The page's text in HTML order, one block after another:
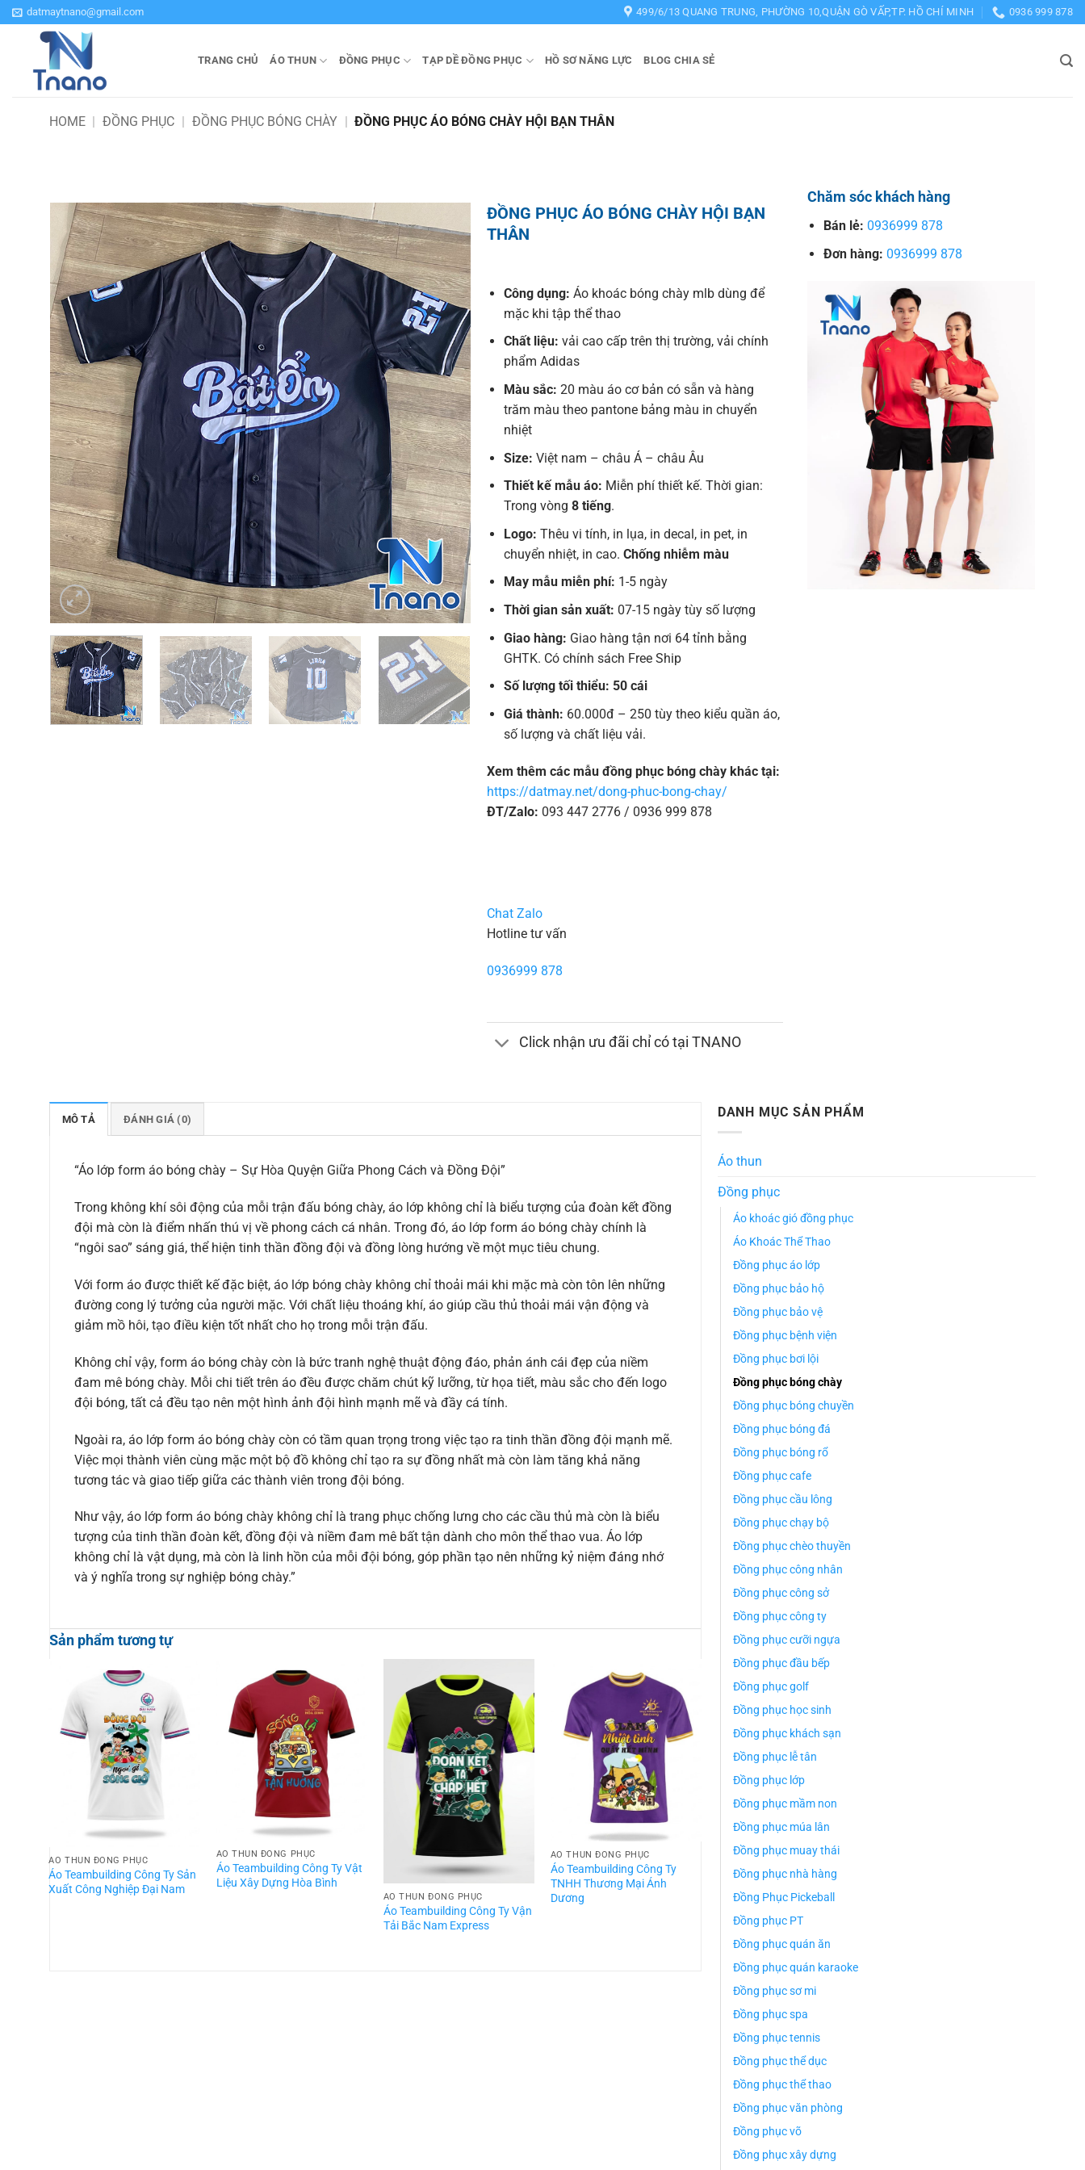
Bỏ
qua
datmaytnano@gmail.com 499/6/13 QUANG TRUNG, PHƯỜNG 10,QUẬN GÒ VẤP,TP. HỒ CHÍ MINH 0936 999 878
TRANG CHỦ ÁO THUN ĐỒNG PHỤC TẠP DỀ ĐỒNG PHỤC HỒ SƠ NĂNG LỰC BLOG CHIA SẺ
HOME | ĐỒNG PHỤC | ĐỒNG PHỤC BÓNG CHÀY | ĐỒNG PHỤC ÁO BÓNG CHÀY HỘI BẠN THÂN
ĐỒNG PHỤC ÁO BÓNG CHÀY HỘI BẠN
THÂN
Công dụng: Áo khoác bóng chày mlb dùng để
mặc khi tập thể thao
Chất liệu: vải cao cấp trên thị trường, vải chính
phẩm Adidas
Màu sắc: 20 màu áo cơ bản có sẵn và hàng
trăm màu theo pantone bảng màu in chuyển
nhiệt
Size: Việt nam – châu Á – châu Âu
Thiết kế mẫu áo: Miễn phí thiết kế. Thời gian:
Trong vòng 8 tiếng.
Logo: Thêu vi tính, in lụa, in decal, in pet, in
chuyển nhiệt, in cao. Chống nhiễm màu
May mẫu miễn phí: 1-5 ngày
Thời gian sản xuất: 07-15 ngày tùy số lượng
Giao hàng: Giao hàng tận nơi 64 tỉnh bằng
GHTK. Có chính sách Free Ship
Số lượng tối thiểu: 50 cái
Giá thành: 60.000đ – 250 tùy theo kiểu quần áo,
số lượng và chất liệu vải.
Xem thêm các mẫu đồng phục bóng chày khác tại:
https://datmay.net/dong-phuc-bong-chay/
ĐT/Zalo: 093 447 2776 / 0936 999 878
Chat Zalo
Hotline tư vấn
0936999 878
Click nhận ưu đãi chỉ có tại TNANO
Chăm sóc khách hàng
Bán lẻ: 0936999 878
Đơn hàng: 0936999 878
MÔ TẢ ĐÁNH GIÁ (0)
“Áo lớp form áo bóng chày – Sự Hòa Quyện Giữa Phong Cách và Đồng Đội”
Trong không khí sôi động của mỗi trận đấu bóng chày, áo lớp không chỉ là biểu tượng của đoàn kết đồng
đội mà còn là điểm nhấn thú vị về phong cách cá nhân. Trong đó, áo lớp form áo bóng chày chính là
“ngôi sao” sáng giá, thể hiện tinh thần đồng đội và đồng lòng hướng về một mục tiêu chung.
Với form áo được thiết kế đặc biệt, áo lớp bóng chày không chỉ thoải mái khi mặc mà còn tôn lên những
đường cong lý tưởng của người mặc. Với chất liệu thoáng khí, áo giúp cầu thủ thoải mái vận động và
giảm mồ hôi, tạo điều kiện tốt nhất cho họ trong mỗi trận đấu.
Không chỉ vậy, form áo bóng chày còn là bức tranh nghệ thuật động đáo, phản ánh cái đẹp của niềm
đam mê bóng chày. Mỗi chi tiết trên áo đều được chăm chút kỹ lưỡng, từ họa tiết, màu sắc cho đến logo
đội bóng, tất cả đều tạo nên một hình ảnh đội hình mạnh mẽ và đầy cá tính.
Ngoài ra, áo lớp form áo bóng chày còn có tầm quan trọng trong việc tạo ra tinh thần đồng đội mạnh mẽ.
Việc mọi thành viên cùng mặc một bộ đồ không chỉ tạo ra sự đồng nhất mà còn làm tăng khả năng
tương tác và giao tiếp giữa các thành viên trong đội bóng.
Như vậy, áo lớp form áo bóng chày không chỉ là trang phục chống lưng cho các cầu thủ mà còn là biểu
tượng của tinh thần đoàn kết, đồng đội và niềm đam mê bất tận dành cho môn thể thao vua. Áo lớp
không chỉ là vật dụng, mà còn là linh hồn của mỗi đội bóng, góp phần tạo nên những kỷ niệm đáng nhớ
và ý nghĩa trong sự nghiệp bóng chày.”
Sản phẩm tương tự
ÁO THUN ĐỒNG PHỤC
Áo Teambuilding Công Ty Sản
Xuất Công Nghiệp Đại Nam
ÁO THUN ĐỒNG PHỤC
Áo Teambuilding Công Ty Vật
Liệu Xây Dựng Hòa Bình
ÁO THUN ĐỒNG PHỤC
Áo Teambuilding Công Ty Vận
Tải Bắc Nam Express
ÁO THUN ĐỒNG PHỤC
Áo Teambuilding Công Ty
TNHH Thương Mại Ánh
Dương
ÁO THUN ĐỒNG PHỤC
Áo Teambuilding Công Ty
Thủy Sản Biển Xanh
DANH MỤC SẢN PHẨM
Áo thun
Đồng phục
Áo khoác gió đồng phục
Áo Khoác Thể Thao
Đồng phục áo lớp
Đồng phục bảo hộ
Đồng phục bảo vệ
Đồng phục bệnh viện
Đồng phục bơi lội
Đồng phục bóng chày
Đồng phục bóng chuyền
Đồng phục bóng đá
Đồng phục bóng rổ
Đồng phục cafe
Đồng phục cầu lông
Đồng phục chạy bộ
Đồng phục chèo thuyền
Đồng phục công nhân
Đồng phục công sở
Đồng phục công ty
Đồng phục cưỡi ngựa
Đồng phục đầu bếp
Đồng phục golf
Đồng phục học sinh
Đồng phục khách sạn
Đồng phục lễ tân
Đồng phục lớp
Đồng phục mầm non
Đồng phục múa lân
Đồng phục muay thái
Đồng phục nhà hàng
Đồng Phục Pickeball
Đồng phục PT
Đồng phục quán ăn
Đồng phục quán karaoke
Đồng phục sơ mi
Đồng phục spa
Đồng phục tennis
Đồng phục thể dục
Đồng phục thể thao
Đồng phục văn phòng
Đồng phục võ
Đồng phục xây dựng